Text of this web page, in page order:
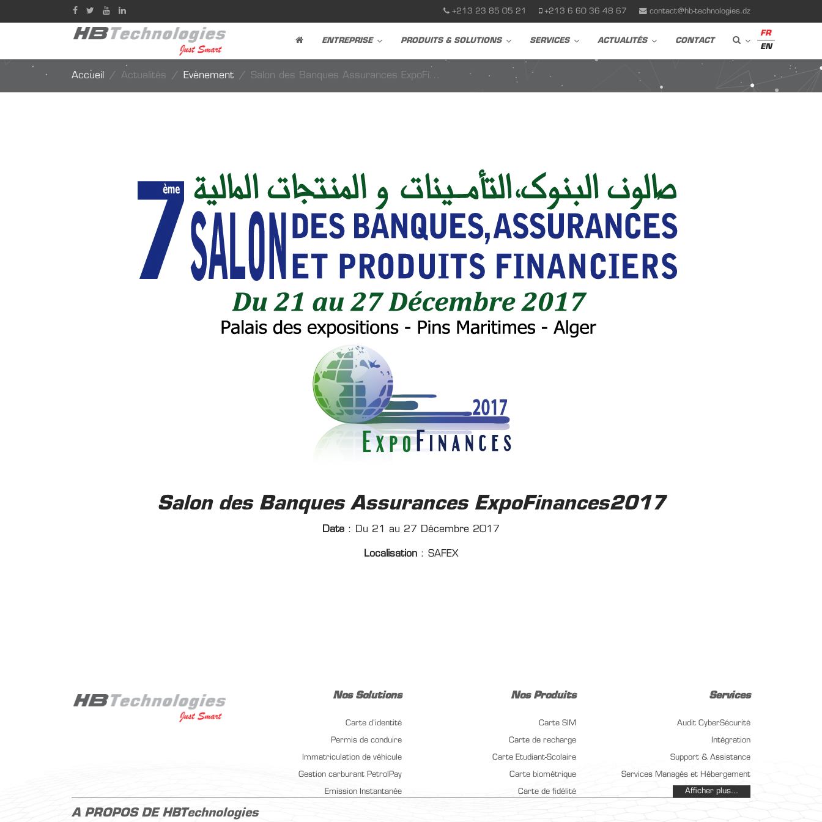
+213 23 85 05 21 +213 6 60 36 48 67 contact@hb-technologies.dz
FR
EN
ENTREPRISE PRODUITS & SOLUTIONS SERVICES ACTUALITÉS CONTACT
Accueil Actualités Evènement Salon des Banques Assurances ExpoFi...
Salon des Banques Assurances ExpoFinances2017
Date : Du 21 au 27 Décembre 2017
Localisation : SAFEX
Nos Solutions
Carte d’identité
Permis de conduire
Immatriculation de véhicule
Gestion carburant PetrolPay
Emission Instantanée
Nos Produits
Carte SIM
Carte de recharge
Carte Etudiant-Scolaire
Carte biométrique
Carte de fidélité
Services
Audit CyberSécurité
Intégration
Support & Assistance
Services Managés et Hébergement
Formation
Rejoindre notre équipe
Afficher plus...
A PROPOS DE HBTechnologies